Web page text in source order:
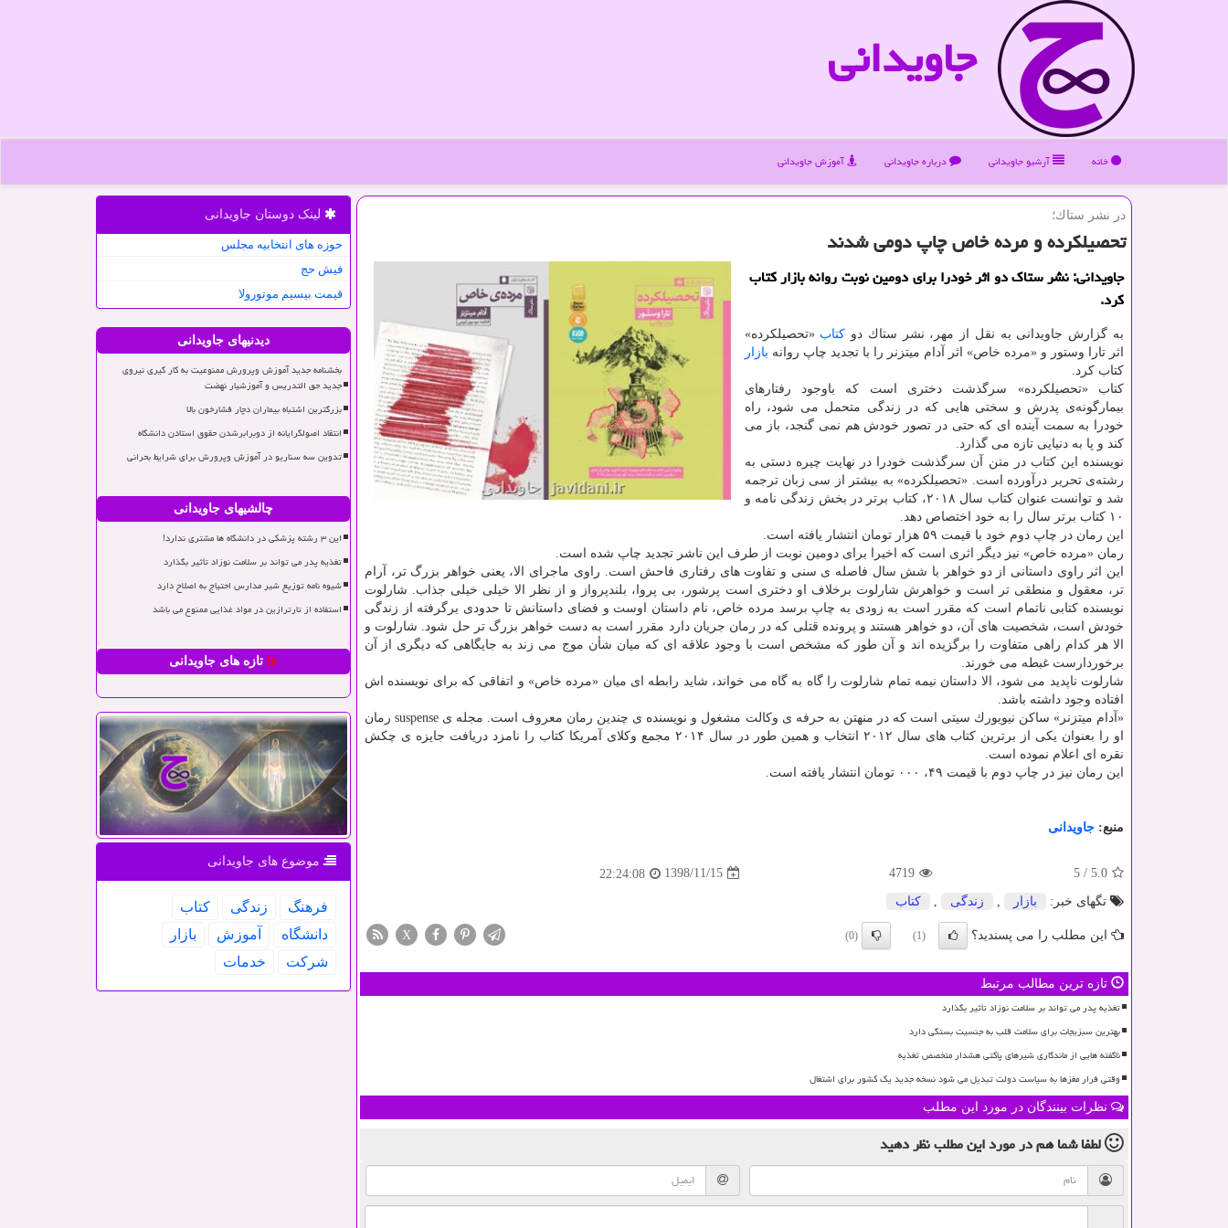
جاویدانی
خانه آرشیو جاویدانی درباره جاویدانی آموزش جاویدانی
در نشر ستاك؛
تحصیلكرده و مرده خاص چاپ دومی شدند
جاویدانی: نشر ستاك دو اثر خودرا برای دومین نوبت روانه بازار كتاب
كرد.
به گزارش جاویدانی به نقل از مهر، نشر ستاك دو كتاب «تحصیلكرده»
اثر تارا وستور و «مرده خاص» اثر آدام میتزنر را با تجدید چاپ روانه بازار
كتاب كرد.
كتاب «تحصیلكرده» سرگذشت دختری است كه باوجود رفتارهای
بیمارگونه‌ی پدرش و سختی هایی كه در زندگی متحمل می شود، راه
خودرا به سمت آینده ای كه حتی در تصور خودش هم نمی گنجد، باز می
كند و پا به دنیایی تازه می گذارد.
نویسنده این كتاب در متن آن سرگذشت خودرا در نهایت چیره دستی به
رشته‌ی تحریر درآورده است. «تحصیلكرده» به بیشتر از سی زبان ترجمه
شد و توانست عنوان كتاب سال ۲۰۱۸، كتاب برتر در بخش زندگی نامه و
۱۰ كتاب برتر سال را به خود اختصاص دهد.
این رمان در چاپ دوم خود با قیمت ۵۹ هزار تومان انتشار یافته است.
رمان «مرده خاص» نیز دیگر اثری است كه اخیرا برای دومین نوبت از طرف این ناشر تجدید چاپ شده است.
این اثر راوی داستانی از دو خواهر با شش سال فاصله ی سنی و تفاوت های رفتاری فاحش است. راوی ماجرای الا، یعنی خواهر بزرگ تر، آرام
تر، معقول و منطقی تر است و خواهرش شارلوت برخلاف او دختری است پرشور، بی پروا، بلندپرواز و از نظر الا خیلی خیلی جذاب. شارلوت
نویسنده كتابی ناتمام است كه مقرر است به زودی به چاپ برسد مرده خاص، نام داستان اوست و فضای داستانش تا حدودی برگرفته از زندگی
خودش است، شخصیت های آن، دو خواهر هستند و پرونده قتلی كه در رمان جریان دارد مقرر است به دست خواهر بزرگ تر حل شود. شارلوت و
الا هر كدام راهی متفاوت را برگزیده اند و آن طور كه مشخص است با وجود علاقه ای كه میان شأن موج می زند به جایگاهی كه دیگری از آن
برخوردارست غبطه می خورند.
شارلوت ناپدید می شود، الا داستان نیمه تمام شارلوت را گاه به گاه می خواند، شاید رابطه ای میان «مرده خاص» و اتفاقی كه برای نویسنده اش
افتاده وجود داشته باشد.
«آدام میتزنر» ساكن نیویورك سیتی است كه در منهتن به حرفه ی وكالت مشغول و نویسنده ی چندین رمان معروف است. مجله ی suspense رمان
او را بعنوان یكی از برترین كتاب های سال ۲۰۱۲ انتخاب و همین طور در سال ۲۰۱۴ مجمع وكلای آمریكا كتاب را نامزد دریافت جایزه ی چكش
نقره ای اعلام نموده است.
این رمان نیز در چاپ دوم با قیمت ۴۹، ۰۰۰ تومان انتشار یافته است.
منبع: جاویدانی
5.0
/
5
4719
1398/11/15
22:24:08
تگهای خبر:
بازار زندگی كتاب
این مطلب را می پسندید؟ (1)
(0)
X
تازه ترین مطالب مرتبط
تغذیه پدر می تواند بر سلامت نوزاد تأثیر بگذارد
بهترین سبزیجات برای سلامت قلب به جنسیت بستگی دارد
ناگفته هایی از ماندگاری شیرهای پاکتی هشدار متخصص تغذیه
وقتی فرار مغزها به سیاست دولت تبدیل می شود نسخه جدید یک کشور برای اشتغال
نظرات بینندگان در مورد این مطلب
لطفا شما همدر مورد این مطلبنظر دهید
لینک دوستان جاویدانی
حوزه های انتخابیه مجلس
فیش حج
قیمت بیسیم موتورولا
دیدنیهای جاویدانی
بخشنامه جدید آموزش وپرورش ممنوعیت به کار گیری نیروی
جدید حق التدریس و آموزشیار نهضت
بزرگترین اشتباه بیماران دچار فشارخون بالا
انتقاد اصولگرایانه از دوبرابرشدن حقوق استادن دانشگاه
تدوین سه سناریو در آموزش وپرورش برای شرایط بحرانی
چالشیهای جاویدانی
این ۳ رشته پزشکی در دانشگاه ها مشتری ندارد!
تغذیه پدر می تواند بر سلامت نوزاد تأثیر بگذارد
شیوه نامه توزیع شیر مدارس احتیاج به اصلاح دارد
استفاده از تارترازین در مواد غذایی ممنوع می باشد
تازه های جاویدانی
موضوع های جاویدانی
فرهنگ زندگی
كتاب
دانشگاه
آموزش
بازار
شركت
خدمات